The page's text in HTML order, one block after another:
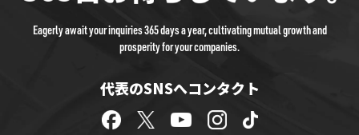
Eagerly await your inquiries 365 days a year, cultivating mutual growth and
prosperity for your companies.
代表のSNSへコンタクト